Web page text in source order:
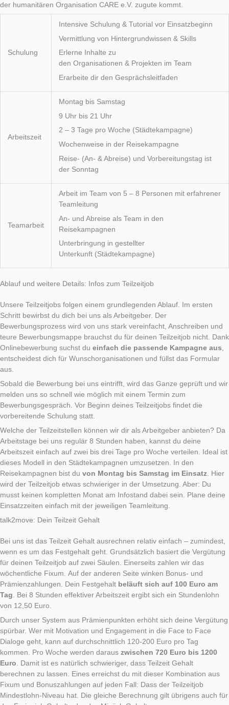
der humanitären Organisation CARE e.V. zugute kommt.
Schulung
Intensive Schulung & Tutorial vor Einsatzbeginn
Vermittlung von Hintergrundwissen & Skills
Erlerne Inhalte zu
den Organisationen & Projekten im Team
Erarbeite dir den Gesprächsleitfaden
Arbeitszeit
Montag bis Samstag
9 Uhr bis 21 Uhr
2 – 3 Tage pro Woche (Städtekampagne)
Wochenweise in der Reisekampagne
Reise- (An- & Abreise) und Vorbereitungstag ist
der Sonntag
Teamarbeit
Arbeit im Team von 5 – 8 Personen mit erfahrener
Teamleitung
An- und Abreise als Team in den
Reisekampagnen
Unterbringung in gestellter
Unterkunft (Städtekampagne)
Ablauf und weitere Details: Infos zum Teilzeitjob
Unsere Teilzeitjobs folgen einem grundlegenden Ablauf. Im ersten
Schritt bewirbst du dich bei uns als Arbeitgeber. Der
Bewerbungsprozess wird von uns stark vereinfacht, Anschreiben und
teure Bewerbungsmappe brauchst du für deinen Teilzeitjob nicht. Dank
Onlinebewerbung suchst du einfach die passende Kampagne aus,
entscheidest dich für Wunschorganisationen und füllst das Formular
aus.
Sobald die Bewerbung bei uns eintrifft, wird das Ganze geprüft und wir
melden uns so schnell wie möglich mit einem Termin zum
Bewerbungsgespräch. Vor Beginn deines Teilzeitjobs findet die
vorbereitende Schulung statt.
Welche der Teilzeitstellen können wir dir als Arbeitgeber anbieten? Da
Arbeitstage bei uns regulär 8 Stunden haben, kannst du deine
Arbeitszeit einfach auf zwei bis drei Tage pro Woche verteilen. Ideal ist
dieses Modell in den Städtekampagnen umzusetzen. In den
Reisekampagnen bist du von Montag bis Samstag im Einsatz . Hier
wird der Teilzeitjob etwas schwieriger in der Umsetzung. Aber: Du
musst keinen kompletten Monat am Infostand dabei sein. Plane deine
Einsatzzeiten einfach mit der jeweiligen Teamleitung.
talk2move: Dein Teilzeit Gehalt
Bei uns ist das Teilzeit Gehalt ausrechnen relativ einfach – zumindest,
wenn es um das Festgehalt geht. Grundsätzlich basiert die Vergütung
für deinen Teilzeitjob auf zwei Säulen. Einerseits zahlen wir das
wöchentliche Fixum. Auf der anderen Seite winken Bonus- und
Prämienzahlungen. Dein Festgehalt beläuft sich auf 100 Euro am
Tag . Bei 8 Stunden effektiver Arbeitszeit ergibt sich ein Stundenlohn
von 12,50 Euro.
Durch unser System aus Prämienpunkten erhöht sich deine Vergütung
spürbar. Wer mit Motivation und Engagement in die Face to Face
Dialoge geht, kann auf durchschnittlich 120-200 Euro pro Tag
kommen. Pro Woche werden daraus zwischen 720 Euro bis 1200
Euro . Damit ist es natürlich schwieriger, dass Teilzeit Gehalt
berechnen zu lassen. Eines erreichst du mit dieser Kombination aus
Fixum und Bonuszahlungen auf jeden Fall: Dass der Teilzeitjob
Mindestlohn-Niveau hat. Die gleiche Berechnung gilt übrigens auch für